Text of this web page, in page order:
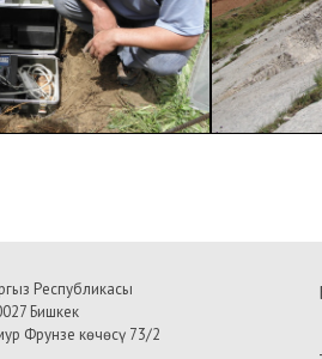
Республикасы
Бишкек
Фрунзе көчөсү 73/2